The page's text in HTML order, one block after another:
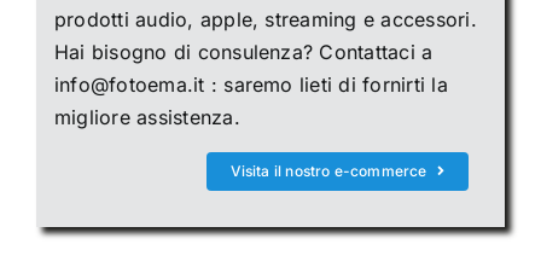
prodotti audio, apple, streaming e accessori.
Hai bisogno di consulenza? Contattaci a
info@fotoema.it : saremo lieti di fornirti la
migliore assistenza.
Visita il nostro e-commerce